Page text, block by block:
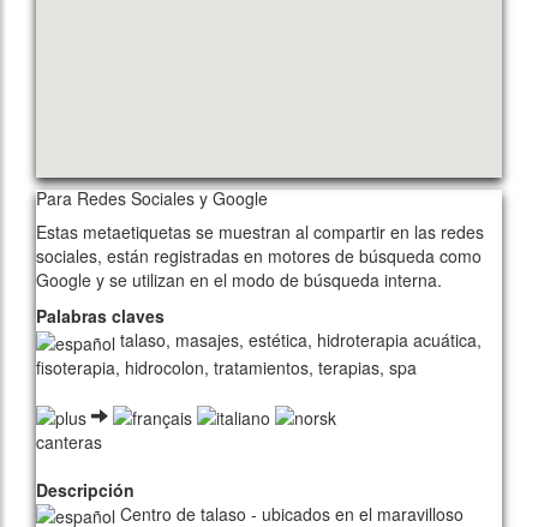
Para Redes Sociales y Google
Estas metaetiquetas se muestran al compartir en las redes
sociales, están registradas en motores de búsqueda como
Google y se utilizan en el modo de búsqueda interna.
Palabras claves
talaso, masajes, estética, hidroterapia acuática,
fisoterapia, hidrocolon, tratamientos, terapias, spa
canteras
Descripción
Centro de talaso - ubicados en el maravilloso